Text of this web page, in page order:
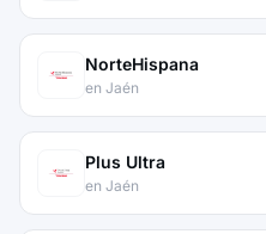
NorteHispana
en Jaén
Plus Ultra
en Jaén